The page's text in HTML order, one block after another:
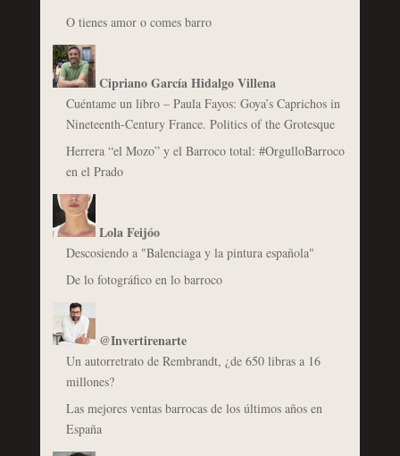
O tienes amor o comes barro
Cipriano García Hidalgo Villena
Cuéntame un libro – Paula Fayos: Goya’s Caprichos in
Nineteenth-Century France. Politics of the Grotesque
Herrera “el Mozo” y el Barroco total: #OrgulloBarroco
en el Prado
Lola Feijóo
Descosiendo a "Balenciaga y la pintura española"
De lo fotográfico en lo barroco
@Invertirenarte
Un autorretrato de Rembrandt, ¿de 650 libras a 16
millones?
Las mejores ventas barrocas de los últimos años en
España